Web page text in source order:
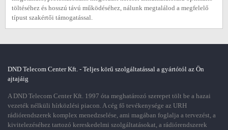
töltéséhez és hosszú távú működéséhez, nálunk megtalálod a megfelelő
típust szakértői támogatással.
DND Telecom Center Kft. - Teljes körű szolgáltatással a gyártótól az Ön
ajtajáig
A DND Telecom Center Kft. 1997 óta meghatározó szerepet tölt be a hazai
vezeték nélküli hírközlési piacon. A cég fő tevékenysége az URH
rádiórendszerek komplex menedzselése, ami magában foglalja a tervezést, a
kivitelezéséhez tartozó kereskedelmi szolgáltatásokat, a rádiórendszerek